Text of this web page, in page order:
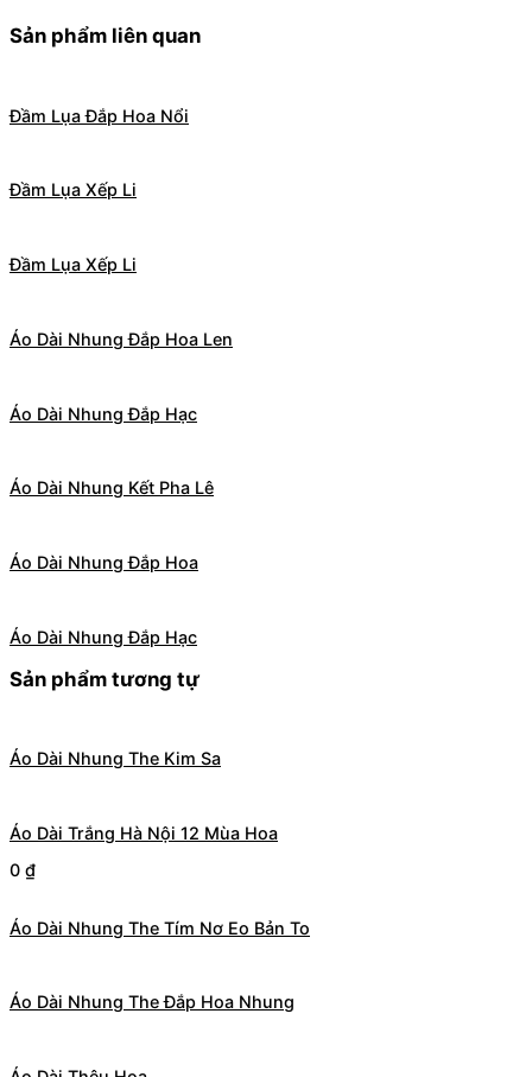
Sản phẩm liên quan
Đầm Lụa Đắp Hoa Nổi
Đầm Lụa Xếp Li
Đầm Lụa Xếp Li
Áo Dài Nhung Đắp Hoa Len
Áo Dài Nhung Đắp Hạc
Áo Dài Nhung Kết Pha Lê
Áo Dài Nhung Đắp Hoa
Áo Dài Nhung Đắp Hạc
Sản phẩm tương tự
Áo Dài Nhung The Kim Sa
Áo Dài Trắng Hà Nội 12 Mùa Hoa
0 ₫
Áo Dài Nhung The Tím Nơ Eo Bản To
Áo Dài Nhung The Đắp Hoa Nhung